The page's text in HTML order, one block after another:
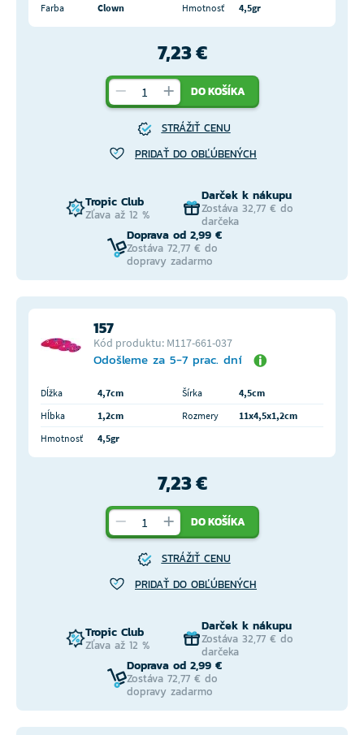
Farba
Clown Hmotnosť 4,5gr
7,23 €
DO KOŠÍKA
STRÁŽIŤ CENU
PRIDAŤ DO OBĽÚBENÝCH
Tropic Club
Zľava až 12 %
Darček k nákupu
Zostáva 32,77 € do
darčeka
Doprava od 2,99 €
Zostáva 72,77 € do
dopravy zadarmo
157
Kód produktu: M117-661-037
Odošleme za 5-7 prac. dní
Dĺžka 4,7cm Šírka
4,5cm
Hĺbka
1,2cm Rozmery
11x4,5x1,2cm
Hmotnosť
4,5gr
7,23 €
DO KOŠÍKA
STRÁŽIŤ CENU
PRIDAŤ DO OBĽÚBENÝCH
Tropic Club
Zľava až 12 %
Darček k nákupu
Zostáva 32,77 € do
darčeka
Doprava od 2,99 €
Zostáva 72,77 € do
dopravy zadarmo